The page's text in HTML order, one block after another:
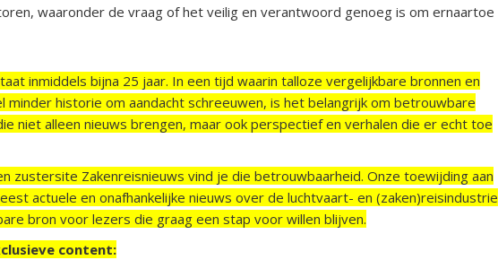
waaronder de vraag of het veilig en verantwoord genoeg is om ernaartoe
inmiddels bijna 25 jaar. In een tijd waarin talloze vergelijkbare bronnen en
minder historie om aandacht schreeuwen, is het belangrijk om betrouwbare
niet alleen nieuws brengen, maar ook perspectief en verhalen die er echt toe
zustersite Zakenreisnieuws vind je die betrouwbaarheid. Onze toewijding aan
actuele en onafhankelijke nieuws over de luchtvaart- en (zaken)reisindustrie
bron voor lezers die graag een stap voor willen blijven.
content: